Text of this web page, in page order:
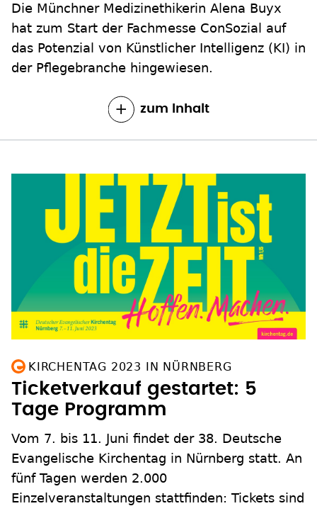
Die Münchner Medizinethikerin Alena Buyx
hat zum Start der Fachmesse ConSozial auf
das Potenzial von Künstlicher Intelligenz (KI) in
der Pflegebranche hingewiesen.
zum Inhalt
KIRCHENTAG 2023 IN NÜRNBERG
Ticketverkauf gestartet: 5
Tage Programm
Vom 7. bis 11. Juni findet der 38. Deutsche
Evangelische Kirchentag in Nürnberg statt. An
fünf Tagen werden 2.000
Einzelveranstaltungen stattfinden: Tickets sind